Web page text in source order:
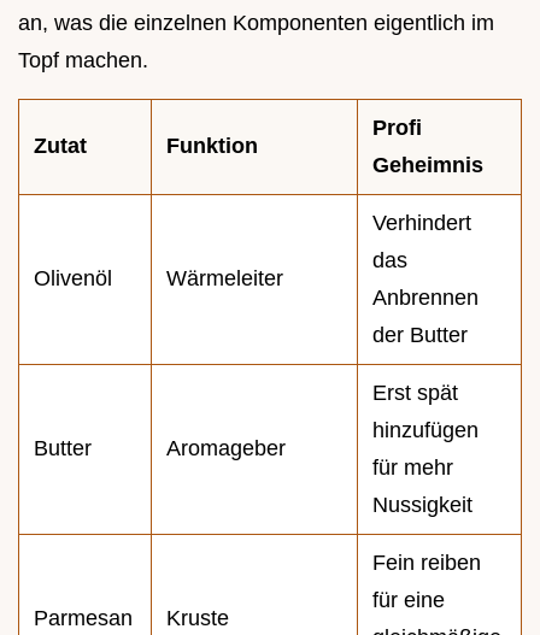
an, was die einzelnen Komponenten eigentlich im
Topf machen.
Zutat Funktion
Profi
Geheimnis
Olivenöl Wärmeleiter
Verhindert
das
Anbrennen
der Butter
Butter Aromageber
Erst spät
hinzufügen
für mehr
Nussigkeit
Parmesan Kruste
Fein reiben
für eine